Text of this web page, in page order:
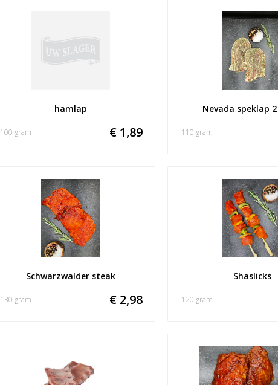
hamlap
€ 1,89
100 gram
Nevada speklap
110 gram
Schwarzwalder steak
€ 2,98
130 gram
Shaslicks
120 gram